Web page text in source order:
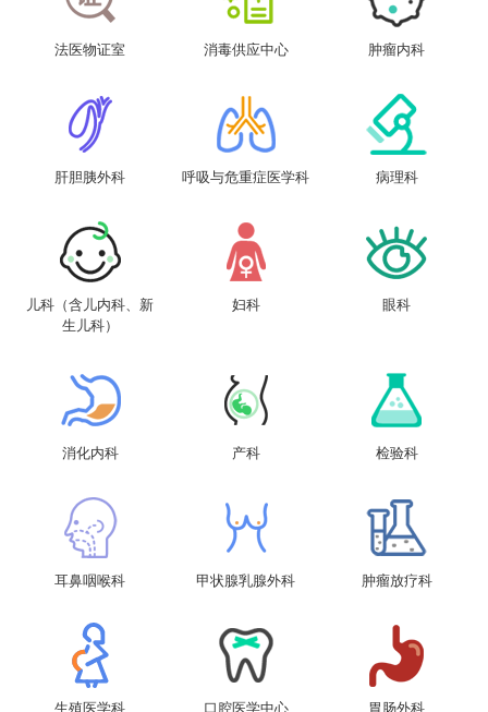
法医物证室 消毒供应中心 肿瘤内科
肝胆胰外科 呼吸与危重症医学科 病理科
儿科（含儿内科、新
生儿科）
妇科 眼科
消化内科 产科 检验科
耳鼻咽喉科 甲状腺乳腺外科 肿瘤放疗科
生殖医学科 口腔医学中心 胃肠外科